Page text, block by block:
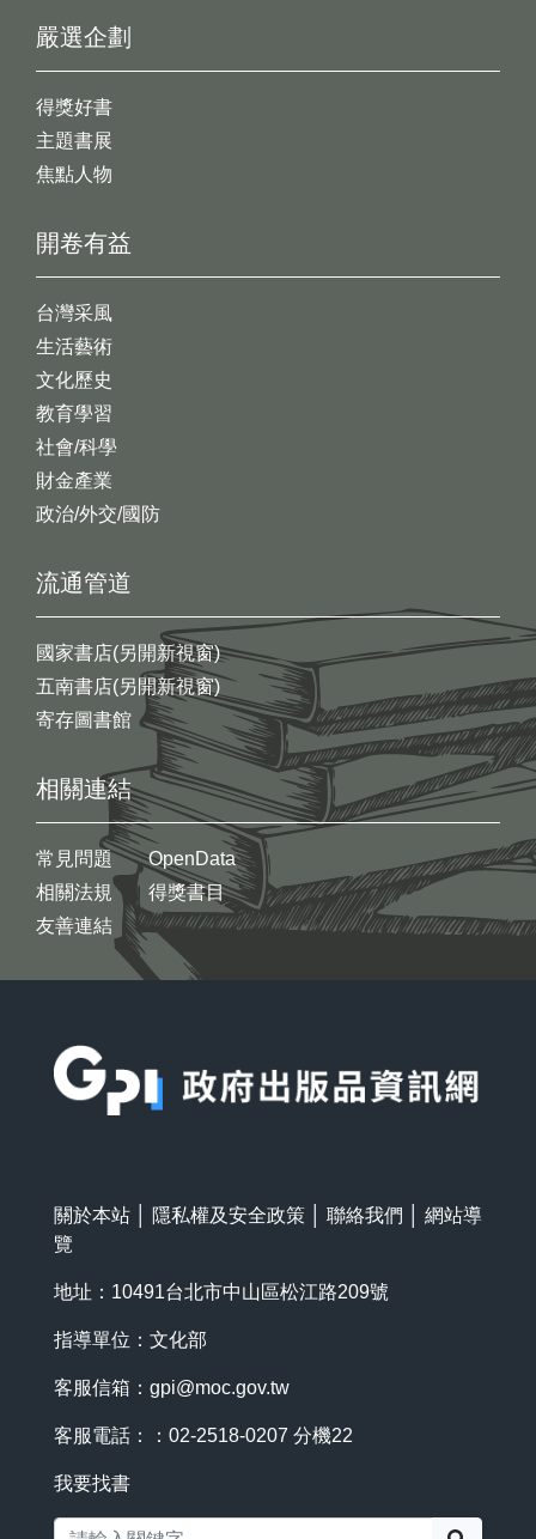
開卷有益
台灣采風
生活藝術
文化歷史
教育學習
社會/科學
財金產業
政治/外交/國防
嚴選企劃
得獎好書
主題書展
焦點人物
流通管道
國家書店(另開新視窗)
五南書店(另開新視窗)
寄存圖書館
相關連結
常見問題
相關法規
友善連結
OpenData
得獎書目
關於本站 隱私權及安全政策 聯絡我們
網站導
覽
地址：10491台北市中山區松江路209號
指導單位：文化部
客服信箱： gpi@moc.gov.tw
客服電話：：02-2518-0207 分機22
我要找書